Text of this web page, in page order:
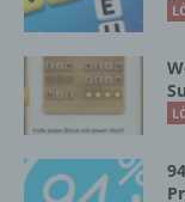
das
so kann
Kriterien